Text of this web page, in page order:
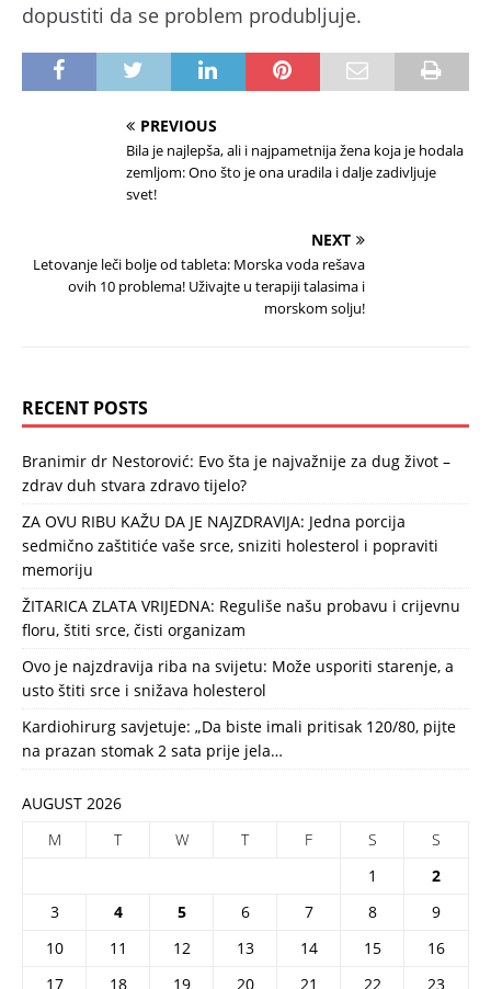
dopustiti da se problem produbljuje.
PREVIOUS
Bila je najlepša, ali i najpametnija žena koja je hodala
zemljom: Ono što je ona uradila i dalje zadivljuje
svet!
NEXT
Letovanje leči bolje od tableta: Morska voda rešava
ovih 10 problema! Uživajte u terapiji talasima i
morskom solju!
RECENT POSTS
Branimir dr Nestorović: Evo šta je najvažnije za dug život –
zdrav duh stvara zdravo tijelo?
ZA OVU RIBU KAŽU DA JE NAJZDRAVIJA: Jedna porcija
sedmično zaštitiće vaše srce, sniziti holesterol i popraviti
memoriju
ŽITARICA ZLATA VRIJEDNA: Reguliše našu probavu i crijevnu
floru, štiti srce, čisti organizam
Ovo je najzdravija riba na svijetu: Može usporiti starenje, a
usto štiti srce i snižava holesterol
Kardiohirurg savjetuje: „Da biste imali pritisak 120/80, pijte
na prazan stomak 2 sata prije jela…
AUGUST 2026
M
T W T F S
S
1
2
3
4 5 6 7 8
9
10
11 12 13 14 15
16
17
18 19 20 21 22 23